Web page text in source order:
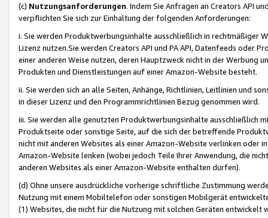
(c) Nutzungsanforderungen. Indem Sie Anfragen an Creators API
verpflichten Sie sich zur Einhaltung der folgenden Anforderungen:
i. Sie werden Produktwerbungsinhalte ausschließlich in rechtmäßiger
Lizenz nutzen.Sie werden Creators API und PA API, Datenfeeds oder
einer anderen Weise nutzen, deren Hauptzweck nicht in der Werbung
Produkten und Dienstleistungen auf einer Amazon-Website besteht.
ii. Sie werden sich an alle Seiten, Anhänge, Richtlinien, Leitlinien und
in dieser Lizenz und den Programmrichtlinien Bezug genommen wird.
iii. Sie werden alle genutzten Produktwerbungsinhalte ausschließlich
Produktseite oder sonstige Seite, auf die sich der betreffende
nicht mit anderen Websites als einer Amazon-Website verlinken oder
Amazon-Website lenken (wobei jedoch Teile Ihrer Anwendung, die
anderen Websites als einer Amazon-Website enthalten dürfen).
(d) Ohne unsere ausdrückliche vorherige schriftliche Zustimmung
Nutzung mit einem Mobiltelefon oder sonstigen Mobilgerät
(1) Websites, die nicht für die Nutzung mit solchen Geräten